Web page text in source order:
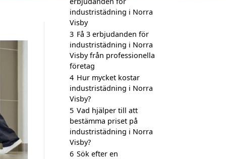
industristädning i Norra
Visby
3 Få 3 erbjudanden för
industristädning i Norra
Visby från professionella
företag
4 Hur mycket kostar
industristädning i Norra
Visby?
5 Vad hjälper till att
bestämma priset på
industristädning i Norra
Visby?
6 Sök efter en